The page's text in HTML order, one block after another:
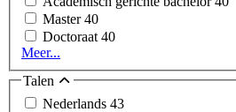
Master40
Doctoraat 40
Meer...
Talen
Nederlands 43